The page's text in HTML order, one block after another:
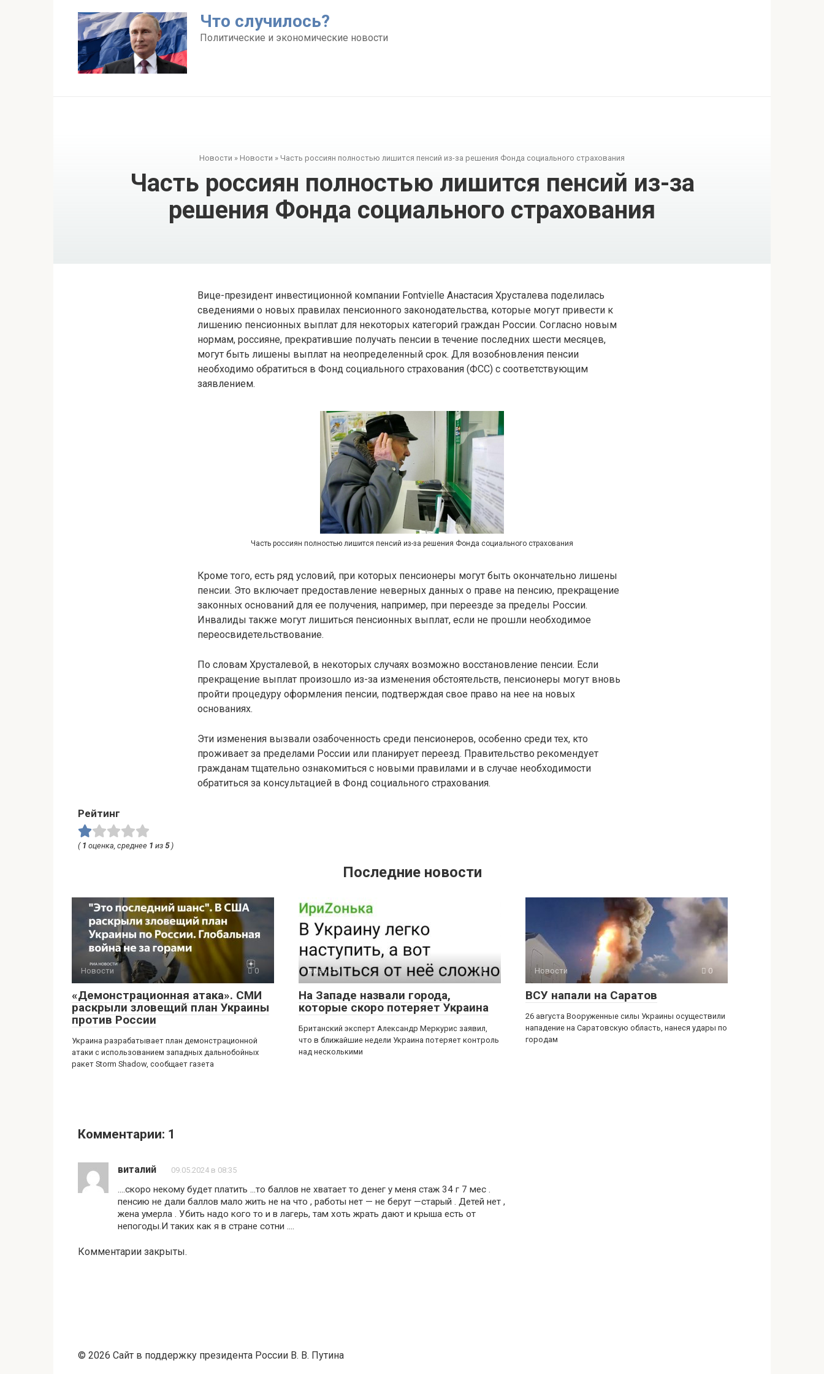
Что случилось?
Политические и экономические новости
Новости » Новости » Часть россиян полностью лишится пенсий из-за решения Фонда социального страхования
Часть россиян полностью лишится пенсий из-за
решения Фонда социального страхования
Вице-президент инвестиционной компании Fontvielle Анастасия Хрусталева поделилась
сведениями о новых правилах пенсионного законодательства, которые могут привести к
лишению пенсионных выплат для некоторых категорий граждан России. Согласно новым
нормам, россияне, прекратившие получать пенсии в течение последних шести месяцев,
могут быть лишены выплат на неопределенный срок. Для возобновления пенсии
необходимо обратиться в Фонд социального страхования (ФСС) с соответствующим
заявлением.
Часть россиян полностью лишится пенсий из-за решения Фонда социального страхования
Кроме того, есть ряд условий, при которых пенсионеры могут быть окончательно лишены
пенсии. Это включает предоставление неверных данных о праве на пенсию, прекращение
законных оснований для ее получения, например, при переезде за пределы России.
Инвалиды также могут лишиться пенсионных выплат, если не прошли необходимое
переосвидетельствование.
По словам Хрусталевой, в некоторых случаях возможно восстановление пенсии. Если
прекращение выплат произошло из-за изменения обстоятельств, пенсионеры могут вновь
пройти процедуру оформления пенсии, подтверждая свое право на нее на новых
основаниях.
Эти изменения вызвали озабоченность среди пенсионеров, особенно среди тех, кто
проживает за пределами России или планирует переезд. Правительство рекомендует
гражданам тщательно ознакомиться с новыми правилами и в случае необходимости
обратиться за консультацией в Фонд социального страхования.
Рейтинг
( 1 оценка, среднее 1 из 5)
Последние новости
Новости 0
«Демонстрационная атака». СМИ
раскрыли зловещий план Украины
против России
Украина разрабатывает план демонстрационной
атаки с использованием западных дальнобойных
ракет Storm Shadow, сообщает газета
Новости 0
На Западе назвали города,
которые скоро потеряет Украина
Британский эксперт Александр Меркурис заявил,
что в ближайшие недели Украина потеряет контроль
над несколькими
Новости 0
ВСУ напали на Саратов
26 августа Вооруженные силы Украины осуществили
нападение на Саратовскую область, нанеся удары по
городам
Комментарии: 1
виталий 09.05.2024 в 08:35
….скоро некому будет платить …то баллов не хватает то денег у меня стаж 34 г 7 мес .
пенсию не дали баллов мало жить не на что , работы нет — не берут —старый . Детей нет ,
жена умерла . Убить надо кого то и в лагерь, там хоть жрать дают и крыша есть от
непогоды.И таких как я в стране сотни ….
Комментарии закрыты.
© 2026 Сайт в поддержку президента России В. В. Путина